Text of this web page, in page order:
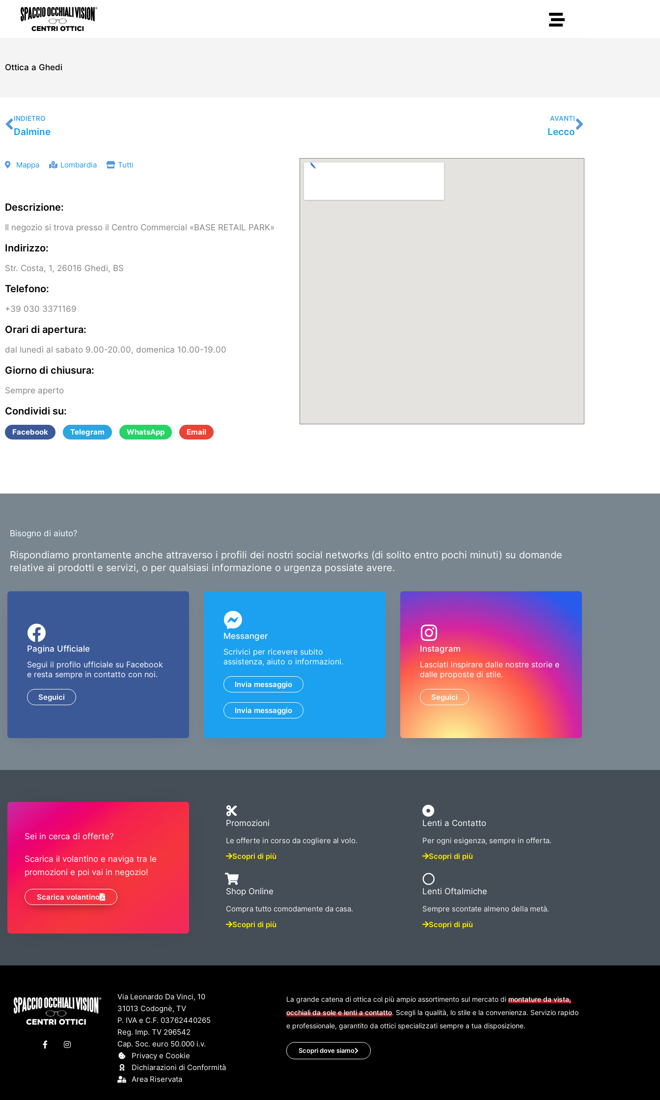
contenuto
Ottica a Ghedi
Precedente
INDIETRO
Dalmine
AVANTI
Lecco
Mappa Lombardia Tutti
Descrizione:
Il negozio si trova presso il Centro Commercial «BASE RETAIL PARK»
Indirizzo:
Str. Costa, 1, 26016 Ghedi, BS
Telefono:
+39 030 3371169
Orari di apertura:
dal lunedì al sabato 9.00-20.00, domenica 10.00-19.00
Giorno di chiusura:
Sempre aperto
Condividi su:
Facebook Telegram WhatsApp Email
Bisogno di aiuto?
Rispondiamo prontamente anche attraverso i profili dei nostri social networks (di solito entro pochi minuti) su domande
relative ai prodotti e servizi, o per qualsiasi informazione o urgenza possiate avere.
Pagina Ufficiale
Segui il profilo ufficiale su Facebook
e resta sempre in contatto con noi.
Seguici
Messanger
Scrivici per ricevere subito
assistenza, aiuto o informazioni.
Invia messaggio
Invia messaggio
Instagram
Lasciati inspirare dalle nostre storie e
dalle proposte di stile.
Seguici
Sei in cerca di offerte?
Scarica il volantino e naviga tra le
promozioni e poi vai in negozio!
Scarica volantino
Promozioni
Le offerte in corso da cogliere al volo.
Scopri di più
Shop Online
Compra tutto comodamente da casa.
Scopri di più
Lenti a Contatto
Per ogni esigenza, sempre in offerta.
Scopri di più
Lenti Oftalmiche
Sempre scontate almeno della metà.
Scopri di più
F
a
I
n
Via Leonardo Da Vinci, 10
31013 Codognè, TV
P. IVA e C.F. 03762440265
Reg. Imp. TV 296542
Cap. Soc. euro 50.000 i.v.
Privacy e Cookie
Dichiarazioni di Conformità
Area Riservata
La grande catena di ottica col più ampio assortimento sul mercato dimontature da vista,
occhiali da sole e lenti a contatto. Scegli la qualità, lo stile e la convenienza. Servizio rapido
e professionale, garantito da ottici specializzati sempre a tua disposizione.
Scopri dove siamo